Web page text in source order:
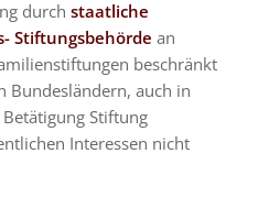
durch staatliche
Stiftungsbehörde an
beschränkt
Bundesländern, auch in
Stiftung
Interessen nicht